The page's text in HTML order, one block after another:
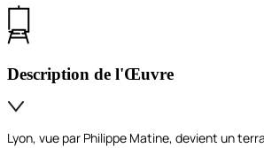
Description de l'Œuvre
Lyon, vue par Philippe Matine, devient un